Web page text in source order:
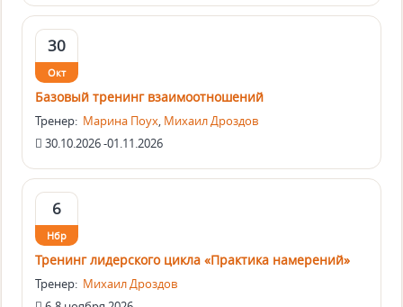
30
Окт
Базовый тренинг взаимоотношений
Тренер: Марина Поух, Михаил Дроздов
30.10.2026 -01.11.2026
6
Нбр
Тренинг лидерского цикла «Практика намерений»
Тренер: Михаил Дроздов